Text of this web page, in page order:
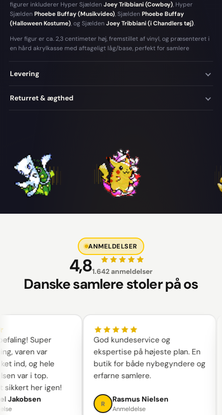
figurer inkluderer Hyper Sjælden Joey Tribbiani (Cowboy), Hyper
Sjælden Phoebe Buffay (Musikvideo), Sjælden Phoebe Buffay
(Halloween Kostume), og Sjælden Joey Tribbiani (i Chandlers tøj).
Hver figur er ca. 2,3 centimeter høj, fremstillet af vinyl, og præsenteret i
en hård akrylkasse med aftageligt låg/base, perfekt for samlere
Levering
Returret & ægthed
ANMELDELSER
4,81.642 anmeldelser
Danske samlere stoler på os
Super
varen var
ind, og hele
var i top.
her igen!
God kundeservice og
ekspertise på højeste plan. En
butik for både nybegyndere og
erfarne samlere.
Rasmus Nielsen
Anmeldelse